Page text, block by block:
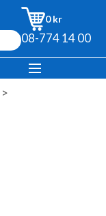
0 kr
08-774 14 00
>